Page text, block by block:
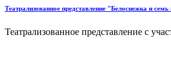
Театрализованное представление "Белоснежка и
Театрализованное представление с